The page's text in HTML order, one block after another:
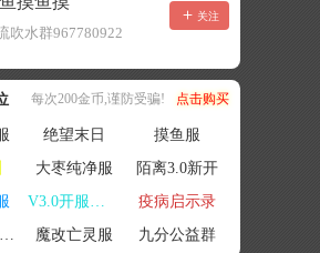
吹水群967780922
关注
每次200金币,谨防受骗! 点击购买
绝望末日
摸鱼服
大枣纯净服
陌离3.0新开
V3.0开服联机
疫病启示录
九分超多mod群
魔改亡灵服 九分公益群